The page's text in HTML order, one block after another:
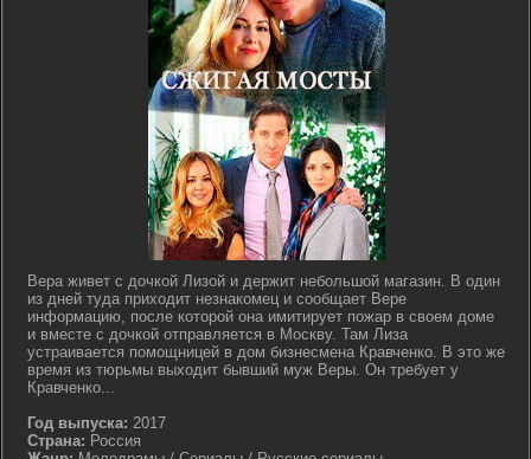
Вера живет с дочкой Лизой и держит небольшой магазин. В один
из дней туда приходит незнакомец и сообщает Вере
информацию, после которой она имитирует пожар в своем доме
и вместе с дочкой отправляется в Москву. Там Лиза
устраивается помощницей в дом бизнесмена Кравченко. В это же
время из тюрьмы выходит бывший муж Веры. Он требует у
Кравченко...
Год выпуска: 2017
Страна: Россия